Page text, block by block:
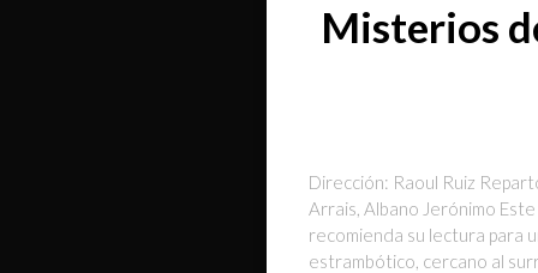
Misterios
Dirección: Raoul Ruiz
Arrais, Albano Jerónimo
recomienda su lectura para
estrambótico, cercano al